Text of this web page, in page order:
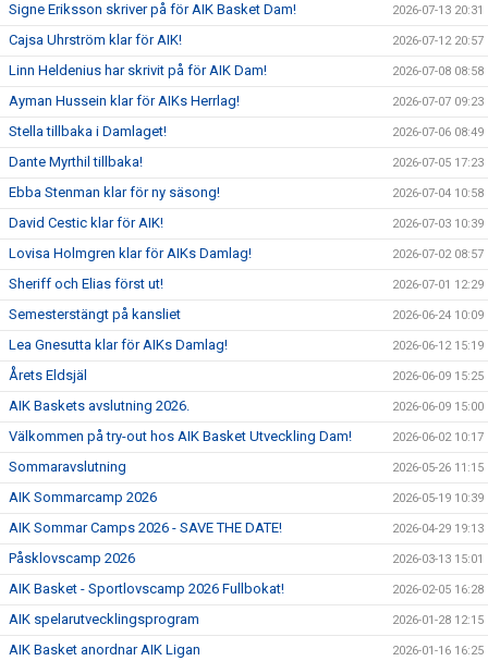
Signe Eriksson skriver på för AIK Basket Dam! 2026-07-13 20:31
Cajsa Uhrström klar för AIK! 2026-07-12 20:57
Linn Heldenius har skrivit på för AIK Dam! 2026-07-08 08:58
Ayman Hussein klar för AIKs Herrlag! 2026-07-07 09:23
Stella tillbaka i Damlaget! 2026-07-06 08:49
Dante Myrthil tillbaka! 2026-07-05 17:23
Ebba Stenman klar för ny säsong! 2026-07-04 10:58
David Cestic klar för AIK! 2026-07-03 10:39
Lovisa Holmgren klar för AIKs Damlag! 2026-07-02 08:57
Sheriff och Elias först ut! 2026-07-01 12:29
Semesterstängt på kansliet 2026-06-24 10:09
Lea Gnesutta klar för AIKs Damlag! 2026-06-12 15:19
Årets Eldsjäl 2026-06-09 15:25
AIK Baskets avslutning 2026. 2026-06-09 15:00
Välkommen på try-out hos AIK Basket Utveckling Dam! 2026-06-02 10:17
Sommaravslutning 2026-05-26 11:15
AIK Sommarcamp 2026 2026-05-19 10:39
AIK Sommar Camps 2026 - SAVE THE DATE! 2026-04-29 19:13
Påsklovscamp 2026 2026-03-13 15:01
AIK Basket - Sportlovscamp 2026 Fullbokat! 2026-02-05 16:28
AIK spelarutvecklingsprogram 2026-01-28 12:15
AIK Basket anordnar AIK Ligan 2026-01-16 16:25